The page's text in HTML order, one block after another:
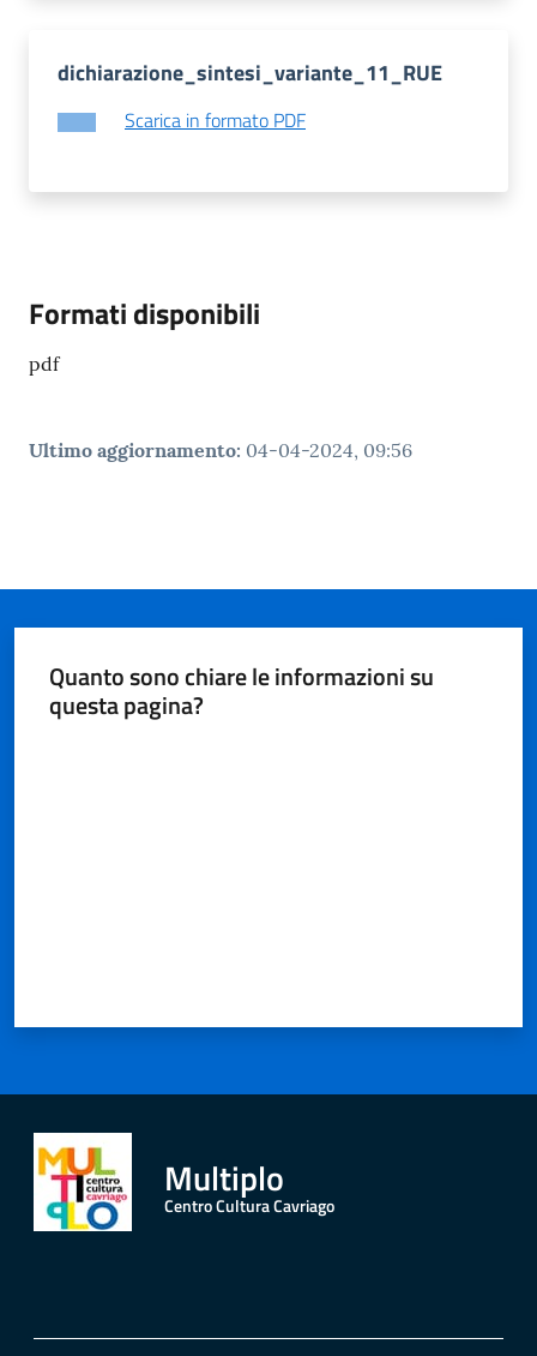
dichiarazione_sintesi_variante_11_RUE
Scarica in formato PDF
Formati disponibili
pdf
Ultimo aggiornamento: 04-04-2024, 09:56
Quanto sono chiare le informazioni su
questa pagina?
Multiplo
Centro Cultura Cavriago